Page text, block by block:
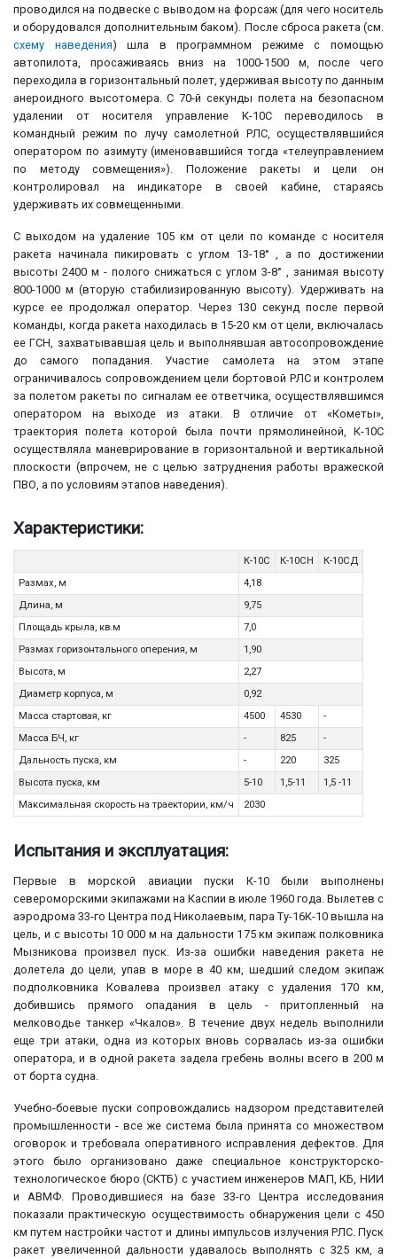
проводился на подвеске с выводом на форсаж (для чего носитель
и оборудовался дополнительным баком). После сброса ракета (см.
схему наведения) шла в программном режиме с помощью
автопилота, просаживаясь вниз на 1000-1500 м, после чего
переходила в горизонтальный полет, удерживая высоту по данным
анероидного высотомера. С 70-й секунды полета на безопасном
удалении от носителя управление К-10С переводилось в
командный режим по лучу самолетной РЛС, осуществлявшийся
оператором по азимуту (именовавшийся тогда «телеуправлением
по методу совмещения»). Положение ракеты и цели он
контролировал на индикаторе в своей кабине, стараясь
удерживать их совмещенными.
С выходом на удаление 105 км от цели по команде с носителя
ракета начинала пикировать с углом 13-18° , а по достижении
высоты 2400 м - полого снижаться с углом 3-8° , занимая высоту
800-1000 м (вторую стабилизированную высоту). Удерживать на
курсе ее продолжал оператор. Через 130 секунд после первой
команды, когда ракета находилась в 15-20 км от цели, включалась
ее ГСН, захватывавшая цель и выполнявшая автосопровождение
до самого попадания. Участие самолета на этом этапе
ограничивалось сопровождением цели бортовой РЛС и контролем
за полетом ракеты по сигналам ее ответчика, осуществлявшимся
оператором на выходе из атаки. В отличие от «Кометы»,
траектория полета которой была почти прямолинейной, К-10С
осуществляла маневрирование в горизонтальной и вертикальной
плоскости (впрочем, не с целью затруднения работы вражеской
ПВО, а по условиям этапов наведения).
Характеристики:
К-10С К-10СН
К-10СД
Размах, м
4,18
Длина, м
9,75
Площадь крыла, кв.м
7,0
Размах горизонтального оперения, м
1,90
Высота, м
2,27
Диаметр корпуса, м
0,92
Масса стартовая, кг
4500 4530
-
Масса БЧ, кг
- 825
-
Дальность пуска, км
- 220
325
Высота пуска, км
5-10 1,5-11
1,5 -11
Максимальная скорость на траектории, км/ч
2030
Испытания и эксплуатация:
Первые в морской авиации пуски К-10 были выполнены
североморскими экипажами на Каспии в июле 1960 года. Вылетев с
аэродрома 33-го Центра под Николаевым, пара Ту-16К-10 вышла на
цель, и с высоты 10 000 м на дальности 175 км экипаж полковника
Мызникова произвел пуск. Из-за ошибки наведения ракета не
долетела до цели, упав в море в 40 км, шедший следом экипаж
подполковника Ковалева произвел атаку с удаления 170 км,
добившись прямого опадания в цель - притопленный на
мелководье танкер «Чкалов». В течение двух недель выполнили
еще три атаки, одна из которых вновь сорвалась из-за ошибки
оператора, и в одной ракета задела гребень волны всего в 200 м
от борта судна.
Учебно-боевые пуски сопровождались надзором представителей
промышленности - все же система была принята со множеством
оговорок и требовала оперативного исправления дефектов. Для
этого было организовано даже специальное конструкторско-
технологическое бюро (СКТБ) с участием инженеров МАП, КБ, НИИ
и АВМФ. Проводившиеся на базе 33-го Центра исследования
показали практическую осуществимость обнаружения цели с 450
км путем настройки частот и длины импульсов излучения РЛС. Пуск
ракет увеличенной дальности удавалось выполнять с 325 км, а